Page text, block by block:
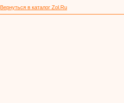
Вернуться в каталог Zol.Ru